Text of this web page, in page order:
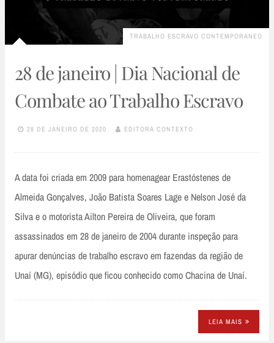
TRABALHO ESCRAVO CONTEMPORANEO
28 de janeiro | Dia Nacional de
Combate ao Trabalho Escravo
28 DE JANEIRO DE 2020 EDITORA CONTEXTO
A data foi criada em 2009 para homenagear Erastóstenes de
Almeida Gonçalves, João Batista Soares Lage e Nelson José da
Silva e o motorista Ailton Pereira de Oliveira, que foram
assassinados em 28 de janeiro de 2004 durante inspeção para
apurar denúncias de trabalho escravo em fazendas da região de
Unaí (MG), episódio que ficou conhecido como Chacina de Unaí.
LEIA MAIS